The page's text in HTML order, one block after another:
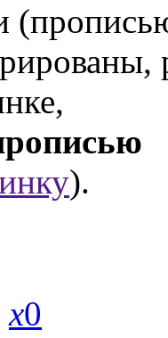
).
x0